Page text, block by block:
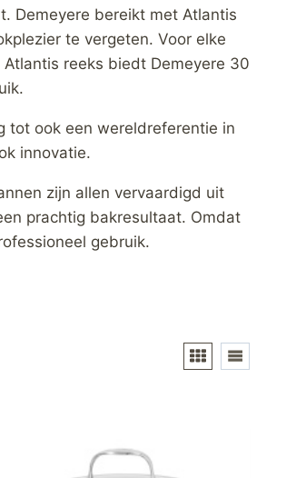
Demeyere bereikt met Atlantis
te vergeten. Voor elke
reeks biedt Demeyere 30
tot ook een wereldreferentie in
innovatie.
zijn allen vervaardigd uit
prachtig bakresultaat. Omdat
gebruik.